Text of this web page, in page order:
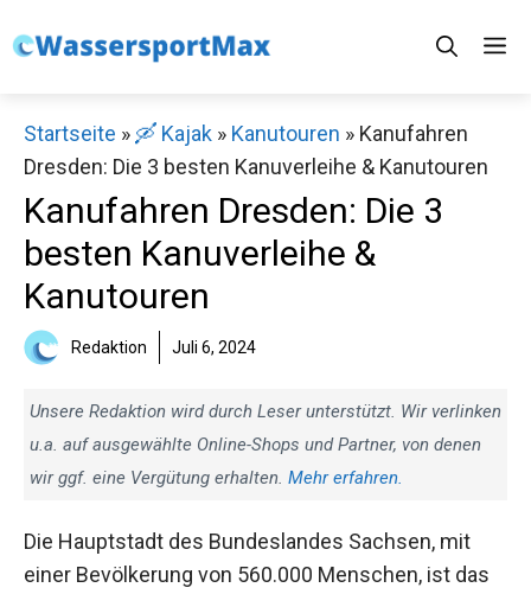
Inhalt
Startseite » 🛶 Kajak » Kanutouren » Kanufahren
Dresden: Die 3 besten Kanuverleihe & Kanutouren
Kanufahren Dresden: Die 3
besten Kanuverleihe &
Kanutouren
Redaktion Juli 6, 2024
Unsere Redaktion wird durch Leser unterstützt. Wir verlinken
u.a. auf ausgewählte Online-Shops und Partner, von denen
wir ggf. eine Vergütung erhalten. Mehr erfahren.
Die Hauptstadt des Bundeslandes Sachsen, mit
einer Bevölkerung von 560.000 Menschen, ist das